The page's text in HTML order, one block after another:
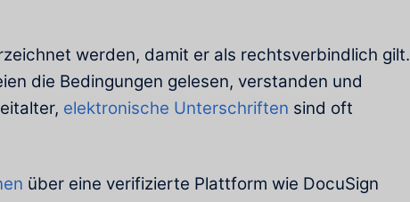
werden, damit er als rechtsverbindlich gilt.
die Bedingungen gelesen, verstanden und
elektronische Unterschriften sind oft
über eine verifizierte Plattform wie DocuSign